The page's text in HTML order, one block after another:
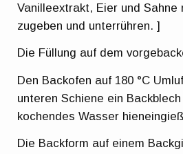
Vanilleextrakt, Eier und Sahne
zugeben und unterrühren. ]
Die Füllung auf dem
Den Backofen auf 180 °C
unteren Schiene ein
kochendes Wasser
Die Backform auf einem